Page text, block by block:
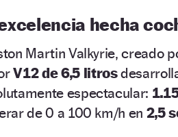
hecha
Martin Valkyrie, creado
V12 de 6,5 litros
espectacular:
de 0 a 100 km/h en 2,5